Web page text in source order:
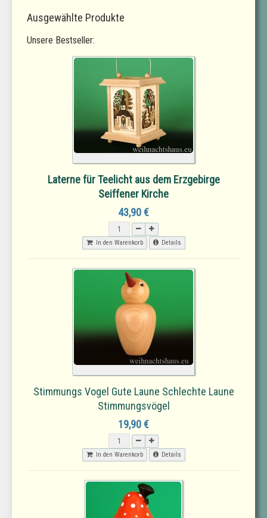
Ausgewählte Produkte
Unsere Bestseller:
Laterne für Teelicht aus dem Erzgebirge
Seiffener Kirche
43,90 €
In den Warenkorb Details
Stimmungs Vogel Gute Laune Schlechte Laune
Stimmungsvögel
19,90 €
In den Warenkorb Details